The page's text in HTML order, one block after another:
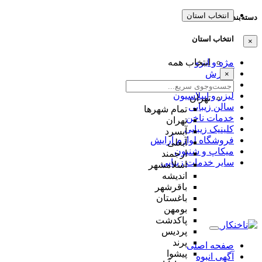
دسته‌بندی‌ها
×
مژه و ابرو
آموزش
عروس
لیزر و اپیلاسیون
سالن زیبایی
خدمات ناخن
کلینیک زیبایی
فروشگاه لوازم آرایش
میکاپ و شنیون
سایر خدمات زیبایی
انتخاب استان
انتخاب استان
انتخاب همه
×
تهران
تمام شهر‌ها
تهران
آبسرد
آبعلی
ارجمند
اسلامشهر
اندیشه
باقرشهر
باغستان
بومهن
پاکدشت
پردیس
پرند
پیشوا
صفحه اصلی
آگهی انبوه